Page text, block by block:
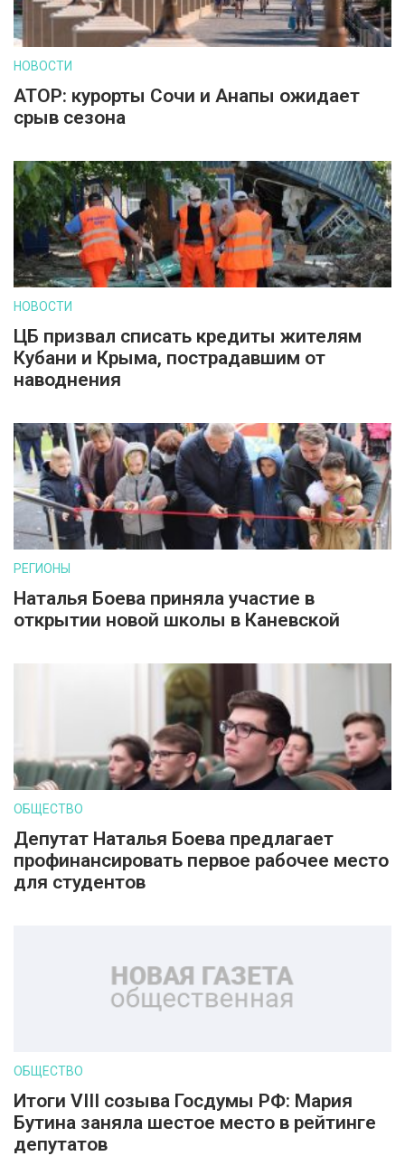
НОВОСТИ
АТОР: курорты Сочи и Анапы ожидает
срыв сезона
НОВОСТИ
ЦБ призвал списать кредиты жителям
Кубани и Крыма, пострадавшим от
наводнения
РЕГИОНЫ
Наталья Боева приняла участие в
открытии новой школы в Каневской
ОБЩЕСТВО
Депутат Наталья Боева предлагает
профинансировать первое рабочее место
для студентов
ОБЩЕСТВО
Итоги VIII созыва Госдумы РФ: Мария
Бутина заняла шестое место в рейтинге
депутатов